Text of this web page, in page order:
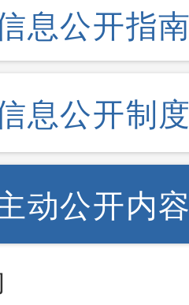
信息公开指
息公开制
动公开内